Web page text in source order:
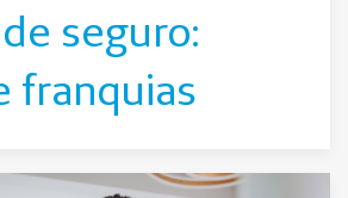
seguro:
franquias